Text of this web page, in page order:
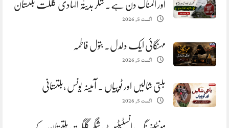
اور المناک دن ہے. شگر ہدیتہ الہادی گلگت بلتستان
اگست 5, 2026
مہنگائی ایک دلدل. بتول فاطمہ
اگست 5, 2026
بلتی شالیں اور ٹوپیاں . آمینہ یونس ،بلتستانی
اگست 5, 2026